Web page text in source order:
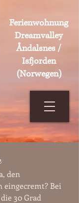
Ferienwohnung
Dreamvalley
Åndalsnes /
Isfjorden
(Norwegen)
den
eingecremt? Bei
30 Grad